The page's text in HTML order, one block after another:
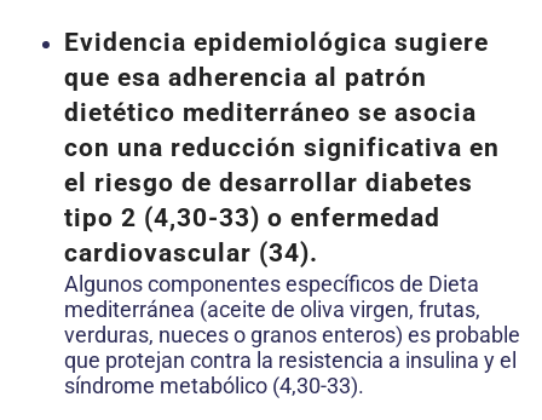
Evidencia epidemiológica sugiere
que esa adherencia al patrón
dietético mediterráneo se asocia
con una reducción significativa en
el riesgo de desarrollar diabetes
tipo 2 (4,30-33) o enfermedad
cardiovascular (34).
Algunos componentes específicos de Dieta
mediterránea (aceite de oliva virgen, frutas,
verduras, nueces o granos enteros) es probable
que protejan contra la resistencia a insulina y el
síndrome metabólico (4,30-33).